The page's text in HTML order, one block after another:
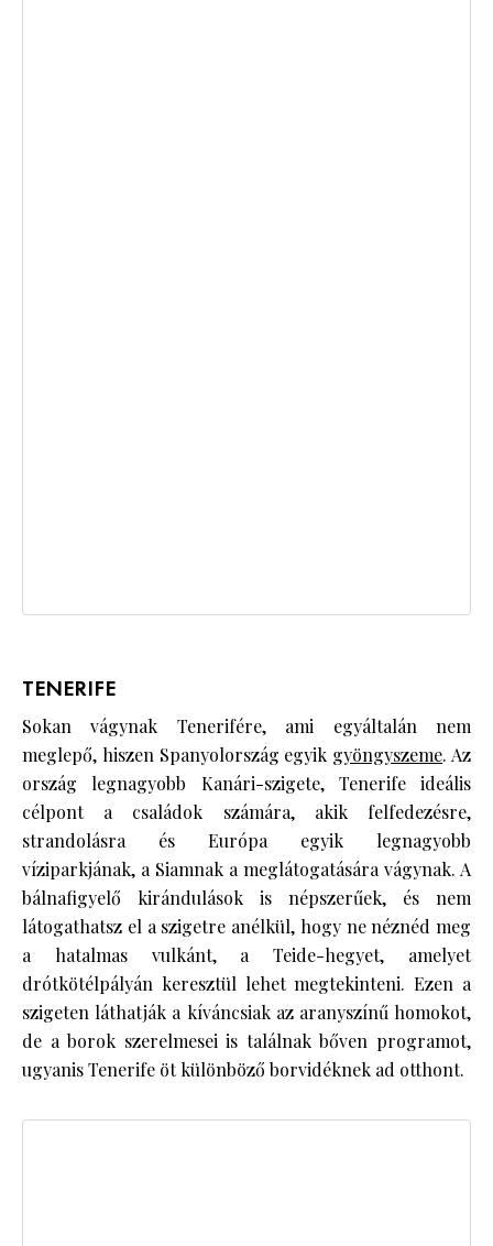
TENERIFE
Sokan vágynak Tenerifére, ami egyáltalán nem
meglepő, hiszen Spanyolország egyik gyöngyszeme. Az
ország legnagyobb Kanári-szigete, Tenerife ideális
célpont a családok számára, akik felfedezésre,
strandolásra és Európa egyik legnagyobb
víziparkjának, a Siamnak a meglátogatására vágynak. A
bálnafigyelő kirándulások is népszerűek, és nem
látogathatsz el a szigetre anélkül, hogy ne néznéd meg
a hatalmas vulkánt, a Teide-hegyet, amelyet
drótkötélpályán keresztül lehet megtekinteni. Ezen a
szigeten láthatják a kíváncsiak az aranyszínű homokot,
de a borok szerelmesei is találnak bőven programot,
ugyanis Tenerife öt különböző borvidéknek ad otthont.